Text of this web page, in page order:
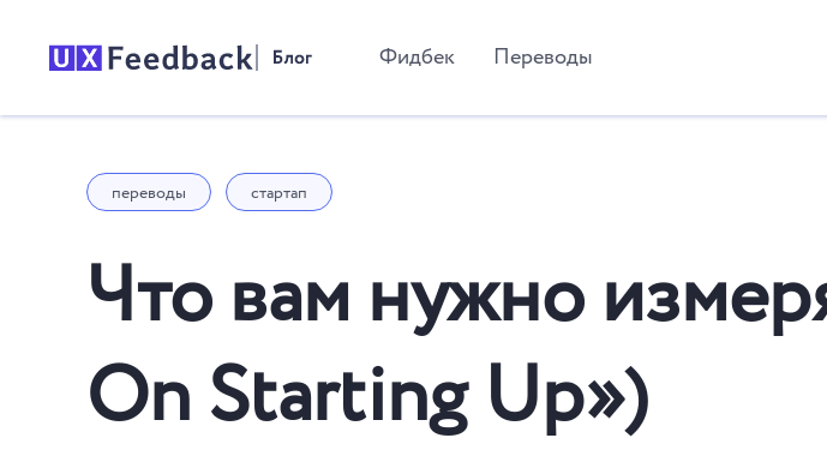
Фидбек Переводы
переводы стартап
Что вам нужно
On Starting Up»)